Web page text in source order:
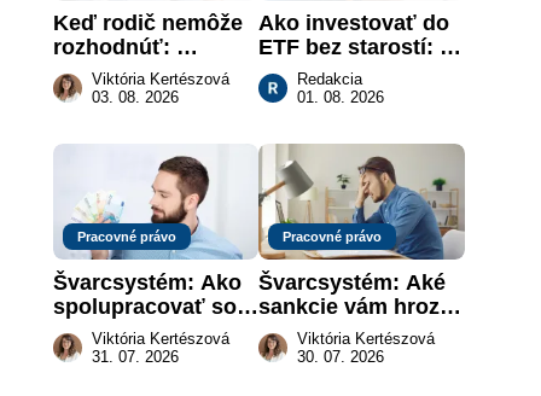
Keď rodič nemôže
rozhodnúť:
nahradenie prejavu
vôle súdom v
Viktória Kertészová
03. 08. 2026
Ako investovať do
ETF bez starostí:
Investičné plány,
ktoré urobia prácu
Redakcia
01. 08. 2026
Pracovné právo
Švarcsystém: Ako
spolupracovať so
živnostníkom
legálne a bez
Viktória Kertészová
31. 07. 2026
Pracovné právo
Švarcsystém: Aké
sankcie vám hrozia
a prečo nestačí
zaplatiť pokutu?
Viktória Kertészová
30. 07. 2026